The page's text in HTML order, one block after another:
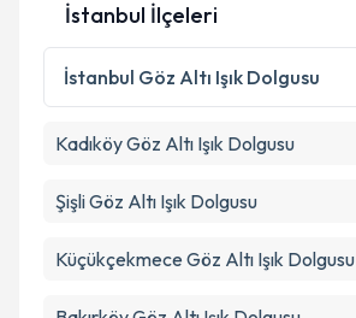
İstanbul İlçeleri
İstanbul Göz Altı Işık Dolgusu
KadıköyGöz Altı Işık Dolgusu
ŞişliGöz Altı Işık Dolgusu
Küçükçekmece Göz Altı Işık Dolgusu